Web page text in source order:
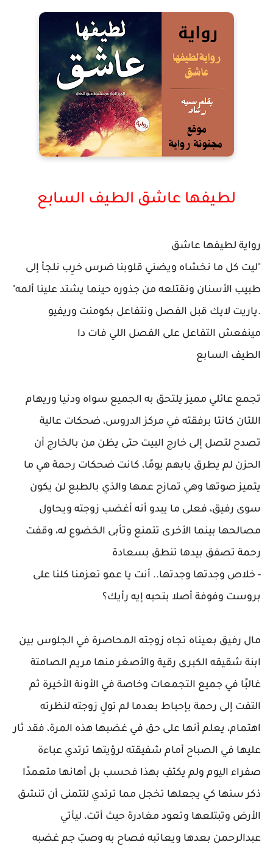
لطيفها عاشق الطيف السابع
رواية لطيفها عاشق
"ليت كل ما نخشاه ويضني قلوبنا ضرس خرِب نلجأ إلى
طبيب الأسنان ونقتلعه من جذوره حينما يشتد علينا ألمه"
.ياريت لايك قبل الفصل ونتفاعل بكومنت وريفيو
مينفعش التفاعل على الفصل اللي فات دا
الطيف السابع
تجمع عائلي مميز يلتحق به الجميع سواه ودنيا وريهام
اللتان كانتا برفقته في مركز الدروس، ضحكات عالية
تصدح لتصل إلى خارج البيت حتى يظن من بالخارج أن
الحزن لم يطرق بابهم يومًا، كانت ضحكات رحمة هي ما
يتميز صوتها وهي تمازح عمها والذي بالطبع لن يكون
سوى رفيق، فعلى ما يبدو أنه أغضب زوجته ويحاول
مصالحها بينما الأخرى تتمنع وتأبى الخضوع له، وقفت
رحمة تصفق بيدها تنطق بسعادة
- خلاص وجدتها وجدتها.. أنت يا عمو تعزمنا كلنا على
بروست وفوفة أصلا بتحبه إيه رأيك؟
مال رفيق بعيناه تجاه زوجته المحاصرة في الجلوس بين
ابنة شقيقه الكبرى رقية والأصغر منها مريم الصامتة
غالبًا في جميع التجمعات وخاصة في الأونة الأخيرة ثم
التفت إلى رحمة بإحباط بعدما لم تولِ زوجته لنظرته
اهتمام، يعلم أنها على حق في غضبها هذه المرة، فقد ثار
عليها في الصباح أمام شفيقته لرؤيتها ترتدي عباءة
صفراء اليوم ولم يكتفِ بهذا فحسب بل أهانها متعمدًا
ذكر سنها كي يجعلها تخجل مما ترتدي لتتمنى أن تنشق
الأرض وتبتلعها وتعود مغادرة حيث أتت، ليأتي
عبدالرحمن بعدها ويعاتبه فصاح به وصبّ جم غضبه